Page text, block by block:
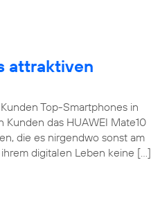
attraktiven
Top-Smartphones in
Kunden das HUAWEI Mate10
die es nirgendwo sonst am
digitalen Leben keine […]